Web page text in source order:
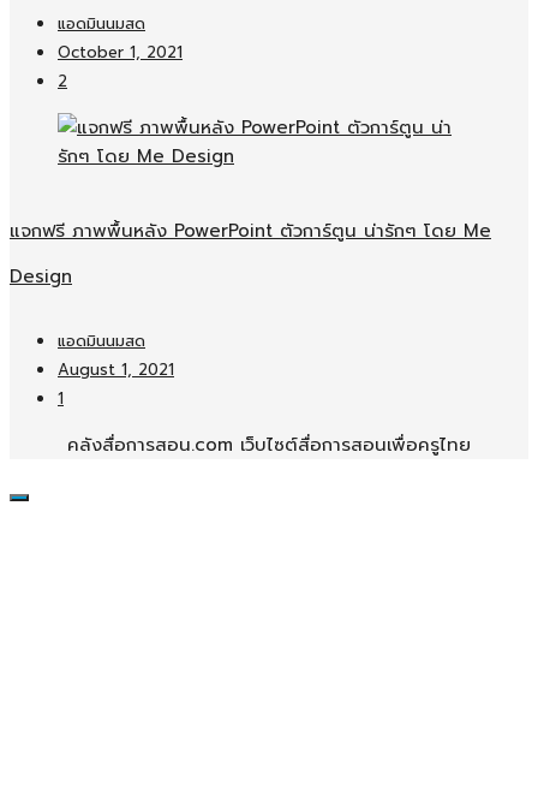
แอดมินนมสด
October 1, 2021
2
แจกฟรี ภาพพื้นหลัง PowerPoint ตัวการ์ตูน น่ารักๆ โดย Me
Design
แอดมินนมสด
August 1, 2021
1
คลังสื่อการสอน.com เว็บไซต์สื่อการสอนเพื่อครูไทย